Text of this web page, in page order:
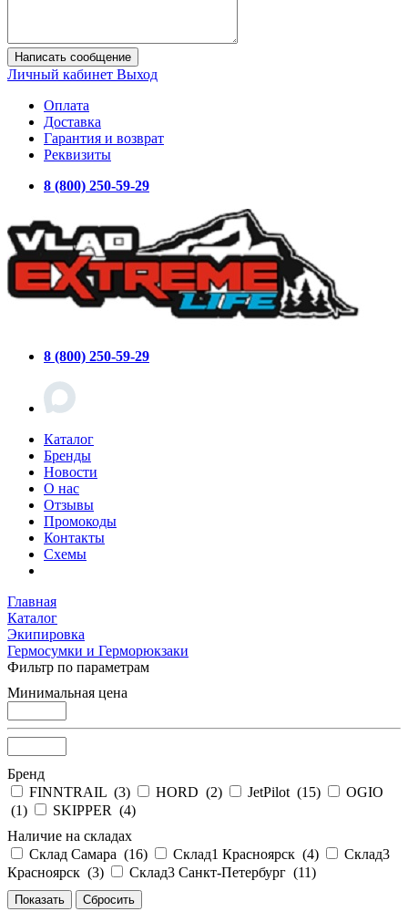
Написать сообщение
Личный кабинет Выход
Оплата
Доставка
Гарантия и возврат
Реквизиты
8 (800) 250-59-29
8 (800) 250-59-29
Каталог
Бренды
Новости
О нас
Отзывы
Промокоды
Контакты
Схемы
Главная
Каталог
Экипировка
Гермосумки и Герморюкзаки
Фильтр по параметрам
Минимальная цена
Бренд
FINNTRAIL (3) HORD (2) JetPilot (15)
OGIO
(1) SKIPPER (4)
Наличие на складах
Склад Самара (16) Склад1 Красноярск (4)
Склад3
Красноярск (3) Склад3 Санкт-Петербург (11)